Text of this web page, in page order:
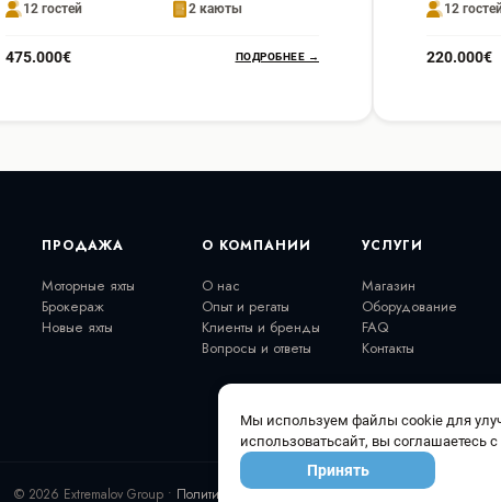
12 гостей 2 каюты
475.000€ ПОДРОБНЕЕ →
12
220.000€
ПРОДАЖА
Моторные яхты
Брокераж
Новые яхты
О КОМПАНИИ
О нас
Опыт и регаты
Клиенты и бренды
Вопросы и ответы
УСЛУГИ
Магазин
Оборудование
FAQ
Контакты
© 2026 Extremalov Group • Политика конфиденциальности
Мы используем файлы cookie для
использоватьсайт, вы соглашаетесь
Принять